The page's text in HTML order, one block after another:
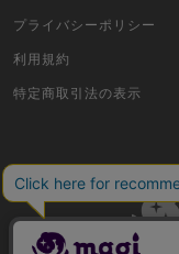
プライバシーポリシー
利用規約
特定商取引法の表示